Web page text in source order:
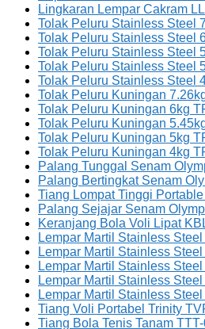
Lingkaran Lempar Cakram
Tolak Peluru Stainless Steel
Tolak Peluru Stainless Steel
Tolak Peluru Stainless Steel
Tolak Peluru Stainless Steel
Tolak Peluru Stainless Steel
Tolak Peluru Kuningan
Tolak Peluru Kuningan 6kg
Tolak Peluru Kuningan
Tolak Peluru Kuningan 5kg
Tolak Peluru Kuningan 4kg
Palang Tunggal Senam
Palang Bertingkat Senam
Tiang Lompat Tinggi
Palang Sejajar Senam
Keranjang Bola Voli Lipat
Lempar Martil Stainless
Lempar Martil Stainless
Lempar Martil Stainless
Lempar Martil Stainless
Lempar Martil Stainless
Tiang Voli Portabel Trinity
Tiang Bola Tenis Tanam